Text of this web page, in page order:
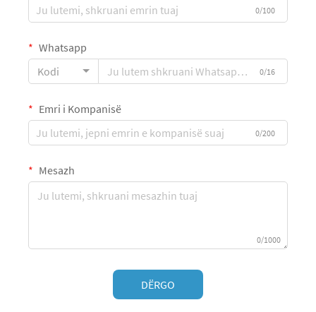
0/100
Whatsapp
Kodi
0/16
Emri i Kompanisë
0/200
Mesazh
0/1000
DËRGO